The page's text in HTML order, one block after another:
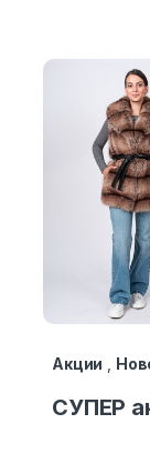
Акции
СУПЕР